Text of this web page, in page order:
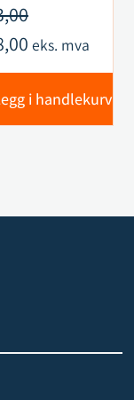
eks. mva
i handlekurv